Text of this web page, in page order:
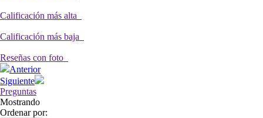
Calificación más alta
Calificación más baja
Reseñas con foto
Anterior
Siguiente
Preguntas
Mostrando
Ordenar por: